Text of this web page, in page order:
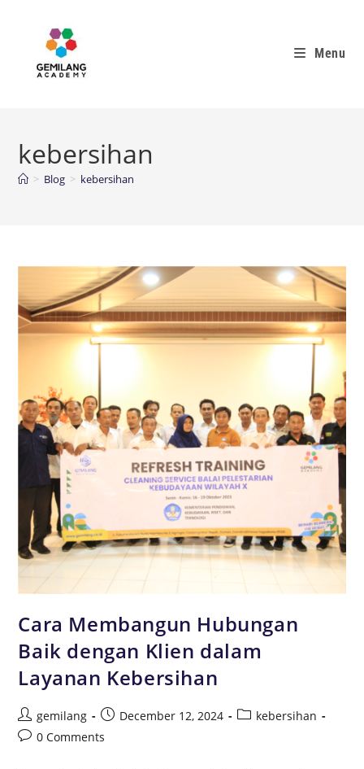
Menu
kebersihan
> Blog > kebersihan
Cara Membangun Hubungan
Baik dengan Klien dalam
Layanan Kebersihan
gemilang December 12, 2024
kebersihan
0 Comments